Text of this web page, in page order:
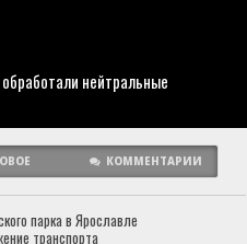
нейтральные
КОММЕНТАРИИ
парка в Ярославле
транспорта